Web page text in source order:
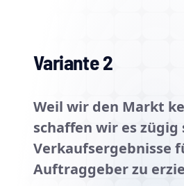
Variante 2
Weil wir den Markt
schaffen wir es zügig
Verkaufsergebnisse
Auftraggeber zu